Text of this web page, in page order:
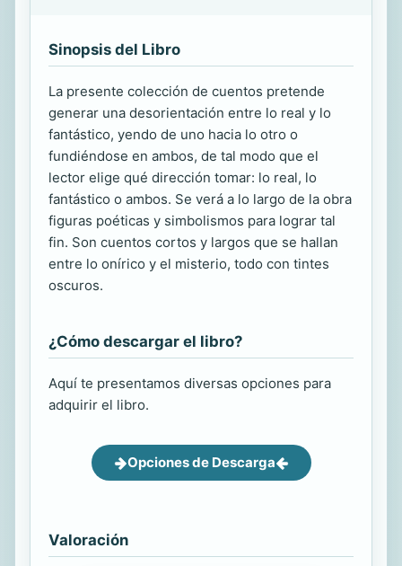
Sinopsis del Libro
La presente colección de cuentos pretende
generar una desorientación entre lo real y lo
fantástico, yendo de uno hacia lo otro o
fundiéndose en ambos, de tal modo que el
lector elige qué dirección tomar: lo real, lo
fantástico o ambos. Se verá a lo largo de la obra
figuras poéticas y simbolismos para lograr tal
fin. Son cuentos cortos y largos que se hallan
entre lo onírico y el misterio, todo con tintes
oscuros.
¿Cómo descargar el libro?
Aquí te presentamos diversas opciones para
adquirir el libro.
Opciones de Descarga
Valoración